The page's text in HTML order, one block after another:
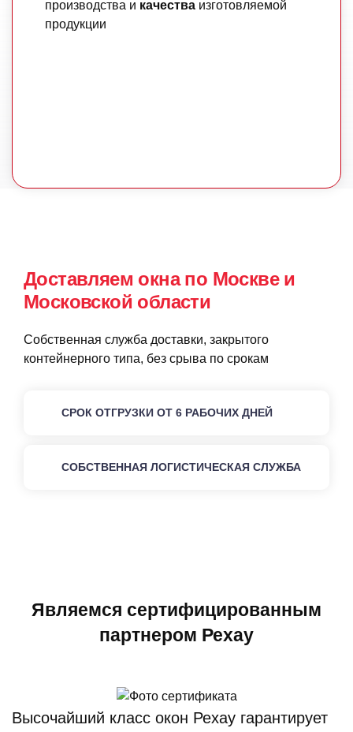
производства и качества изготовляемой
продукции
Доставляем окна по Москве и
Московской области
Собственная служба доставки, закрытого
контейнерного типа, без срыва по срокам
СРОК ОТГРУЗКИ ОТ 6 РАБОЧИХ ДНЕЙ
СОБСТВЕННАЯ ЛОГИСТИЧЕСКАЯ СЛУЖБА
Являемся сертифицированным
партнером Рехау
Высочайший класс окон Рехау гарантирует